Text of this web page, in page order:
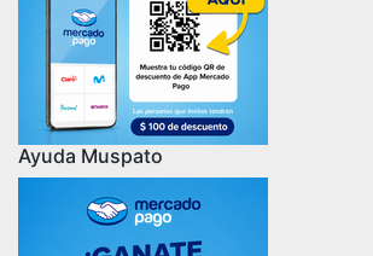
Ayuda Muspato